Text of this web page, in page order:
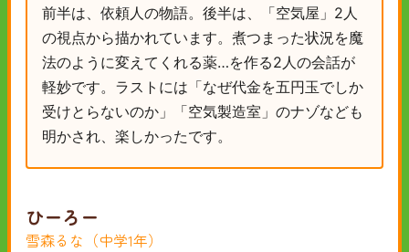
前半は、依頼人の物語。後半は、「空気屋」2人
の視点から描かれています。煮つまった状況を魔
法のように変えてくれる薬…を作る2人の会話が
軽妙です。ラストには「なぜ代金を五円玉でしか
受けとらないのか」「空気製造室」のナゾなども
明かされ、楽しかったです。
ひーろー
雪森るな（中学1年）